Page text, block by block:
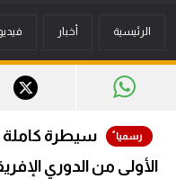
أخبار
ميركاتو
الرئيسية أخبار
سيطرة كاملة
الأولى من الدوري